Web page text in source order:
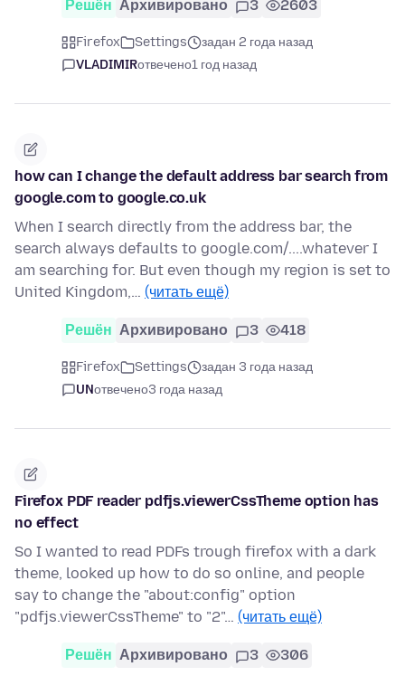
Решён Архивировано 3 2603
Firefox Settings
задан 2 года назад
VLADIMIRотвечено1 год назад
how can I change the default address bar search from
google.com to google.co.uk
When I search directly from the address bar, the
search always defaults to google.com/....whatever I
am searching for. But even though my region is set to
United Kingdom,… (читать ещё)
Решён Архивировано 3 418
Firefox Settings
задан 3 года назад
UNотвечено3 года назад
Firefox PDF reader pdfjs.viewerCssTheme option has
no effect
So I wanted to read PDFs trough firefox with a dark
theme, looked up how to do so online, and people
say to change the "about:config" option
"pdfjs.viewerCssTheme" to "2"… (читать ещё)
Решён Архивировано 3 306